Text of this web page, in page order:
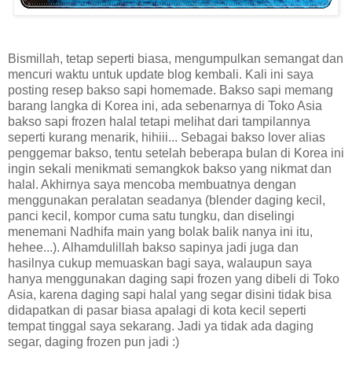
Bismillah, tetap seperti biasa, mengumpulkan semangat dan
mencuri waktu untuk update blog kembali. Kali ini saya
posting resep bakso sapi homemade. Bakso sapi memang
barang langka di Korea ini, ada sebenarnya di Toko Asia
bakso sapi frozen halal tetapi melihat dari tampilannya
seperti kurang menarik, hihiii... Sebagai bakso lover alias
penggemar bakso, tentu setelah beberapa bulan di Korea ini
ingin sekali menikmati semangkok bakso yang nikmat dan
halal. Akhirnya saya mencoba membuatnya dengan
menggunakan peralatan seadanya (blender daging kecil,
panci kecil, kompor cuma satu tungku, dan diselingi
menemani Nadhifa main yang bolak balik nanya ini itu,
hehee...). Alhamdulillah bakso sapinya jadi juga dan
hasilnya cukup memuaskan bagi saya, walaupun saya
hanya menggunakan daging sapi frozen yang dibeli di Toko
Asia, karena daging sapi halal yang segar disini tidak bisa
didapatkan di pasar biasa apalagi di kota kecil seperti
tempat tinggal saya sekarang. Jadi ya tidak ada daging
segar, daging frozen pun jadi :)